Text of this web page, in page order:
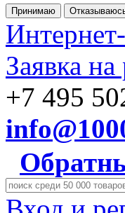
Принимаю
Заявка на
+7 495